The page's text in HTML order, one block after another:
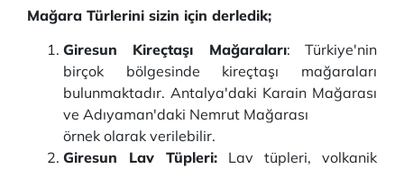
Mağara Türlerini sizin için derledik;
Giresun Kireçtaşı Mağaraları: Türkiye'nin
birçok bölgesinde kireçtaşı mağaraları
bulunmaktadır. Antalya'daki Karain Mağarası
ve Adıyaman'daki Nemrut Mağarası
örnek olarak verilebilir.
Giresun Lav Tüpleri: Lav tüpleri, volkanik